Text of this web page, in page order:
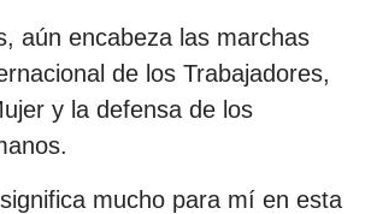
aún encabeza las marchas
de los Trabajadores,
y la defensa de los
mucho para mí en esta